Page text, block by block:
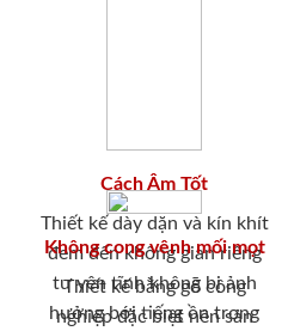
Cách Âm Tốt
Thiết kế dày dặn và kín khít
đem đến không gian riêng
tư yên tĩnh không bị ảnh
hưởng bới tiếng ồn trong
Không cong vênh mối mọt
Thiết kế bằng gỗ công
nghiệp đặc biệt nên sản